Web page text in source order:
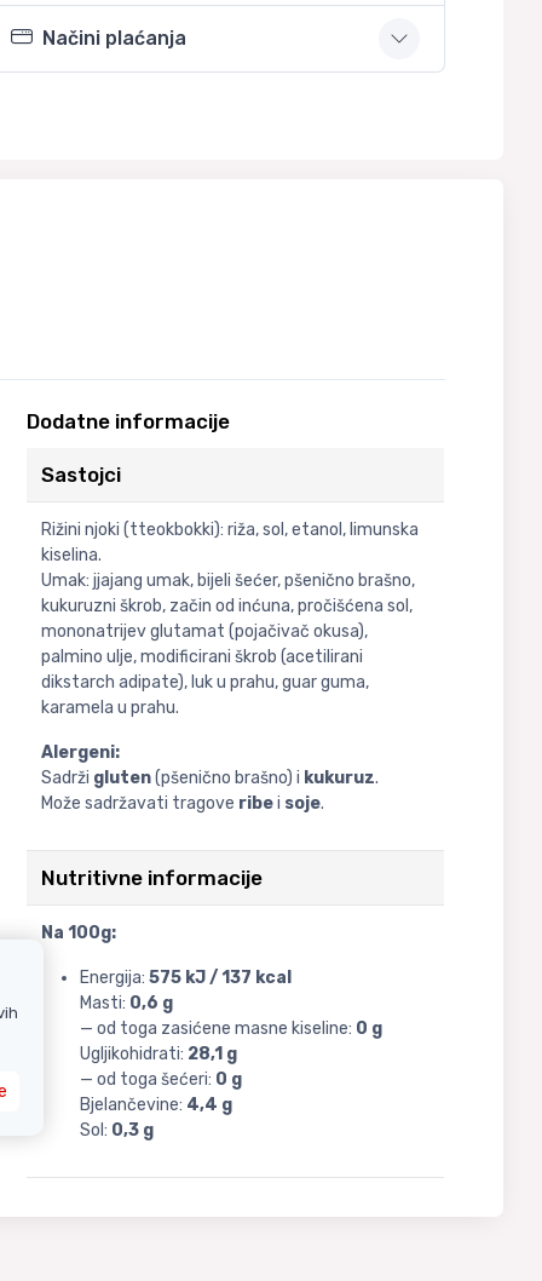
Načini plaćanja
Dodatne informacije
Sastojci
Rižini njoki (tteokbokki): riža, sol, etanol, limunska
kiselina.
Umak: jjajang umak, bijeli šećer, pšenično brašno,
kukuruzni škrob, začin od inćuna, pročišćena sol,
mononatrijev glutamat (pojačivač okusa),
palmino ulje, modificirani škrob (acetilirani
dikstarch adipate), luk u prahu, guar guma,
karamela u prahu.
Alergeni:
Sadrži gluten(pšenično brašno) i kukuruz.
Može sadržavati tragove ribei soje.
Nutritivne informacije
Na 100g:
Energija:575 kJ / 137 kcal
Masti: 0,6 g
— od toga zasićene masne kiseline: 0 g
Ugljikohidrati: 28,1 g
— od toga šećeri: 0 g
Bjelančevine: 4,4 g
Sol: 0,3 g